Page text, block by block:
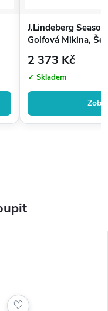
J.Lindeberg
Golfová Mikina,
2 373 Kč
✓ Skladem
♡